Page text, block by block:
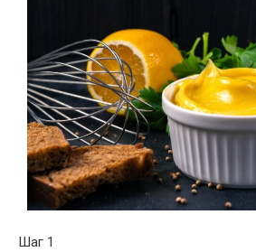
Шаг 1